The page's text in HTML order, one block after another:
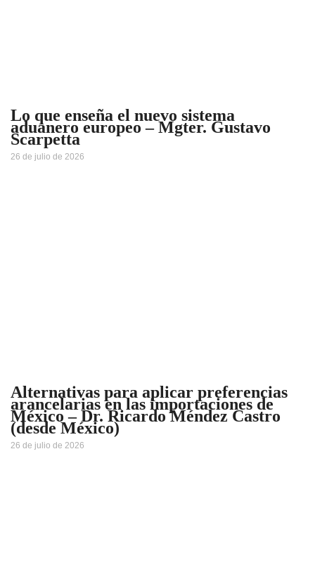
Lo que enseña el nuevo sistema
aduanero europeo – Mgter. Gustavo
Scarpetta
26 de julio de 2026
Alternativas para aplicar preferencias
arancelarias en las importaciones de
México – Dr. Ricardo Méndez Castro
(desde México)
26 de julio de 2026